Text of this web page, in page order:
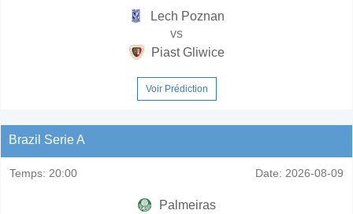
Lech Poznan
vs
Piast Gliwice
Voir Prédiction
Brazil Serie A
Temps: 20:00 Date: 2026-08-09
Palmeiras